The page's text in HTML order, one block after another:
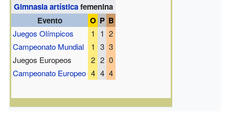
Gimnasia artísticafemenina
Evento
O P B
Juegos Olímpicos 1 1 2
Campeonato Mundial
1 3 3
Juegos Europeos
2 2 0
Campeonato Europeo 4 4 4